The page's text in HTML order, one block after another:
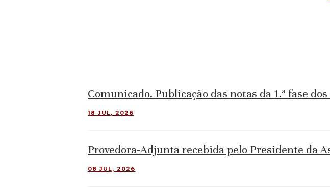
Comunicado. Publicação das notas da 1.ª fase
18 JUL, 2026
Provedora-Adjunta recebida pelo Presidente da
08 JUL, 2026